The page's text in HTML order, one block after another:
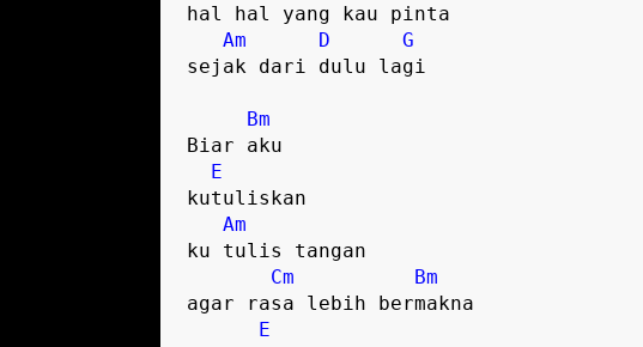
hal hal yang kau pinta
Am
D
G
sejak dari dulu lagi
Bm
Biar aku
E
kutuliskan
Am
ku tulis tangan
Cm
Bm
agar rasa lebih bermakna
E